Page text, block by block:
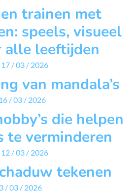
trainen met
speels, visueel
alle leeftijden
17 / 03 / 2026
van mandala’s
16 / 03 / 2026
die helpen
te verminderen
12 / 03 / 2026
tekenen
/ 03 / 2026